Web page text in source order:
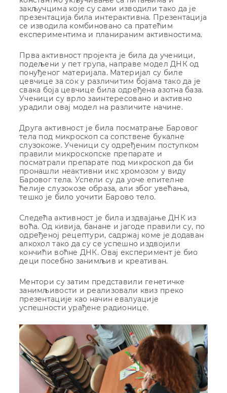
закључцима које су сами изводили тако да је
презентација била интерактивна. Презентација
се изводила комбиновано са пратећим
експериментима и планираним активностима.
Прва активност пројекта је била да ученици,
подељени у пет група, направе модел ДНК од
понуђеног материјала. Материјал су биле
цевчице за сок у различитим бојама тако да је
свака боја цевчице била одређена азотна база.
Ученици су врло заинтересовано и активно
урадили овај модел на различите начине.
Друга активност је била посматрање Баровог
тела под микроскоп са сопствене букалне
слузокоже. Ученици су одређеним поступком
правили микроскопске препарате и
посматрали препарате под микроскоп да би
пронашли неактивни икс хромозом у виду
Баровог тела. Успели су да уоче епителне
ћелије слузокозе образа, али због увећања,
тешко је било уочити Барово тело.
Следећа активност је била издвајање ДНК из
воћа. Од кивија, банане и јагоде правили су, по
одређеној рецептури, садржај коме је додаван
алкохол тако да су се успешно издвојили
кончићи воћне ДНК. Овај експеримент је био
деци посебно занимљив и креативан.
Ментори су затим представили генетичке
занимљивости и реализовали квиз преко
презентације као начин евалуације
успешности урађене радионице.